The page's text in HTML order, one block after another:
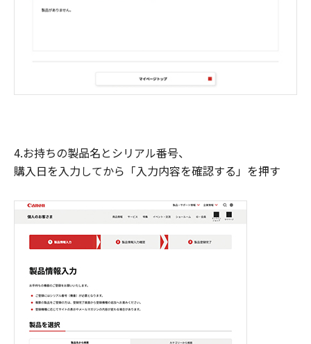
4.お持ちの製品名とシリアル番号、
購入日を入力してから「入力内容を確認する」を押す